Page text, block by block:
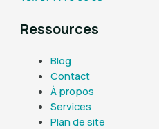
Ressources
Blog
Contact
À propos
Services
Plan de site